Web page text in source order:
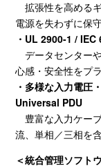
拡張性を高める
電源を失わずに保
・UL 2900-1 /
データセンター
心感・安全性をプ
・多様な入力電圧
Universal PDU
豊富な入力ケー
流、単相／三相を
＜統合管理ソフト